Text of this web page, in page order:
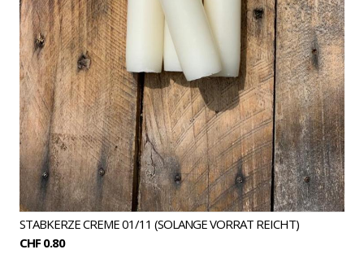
STABKERZE CREME 01/11 (SOLANGE VORRAT REICHT)
CHF 0.80